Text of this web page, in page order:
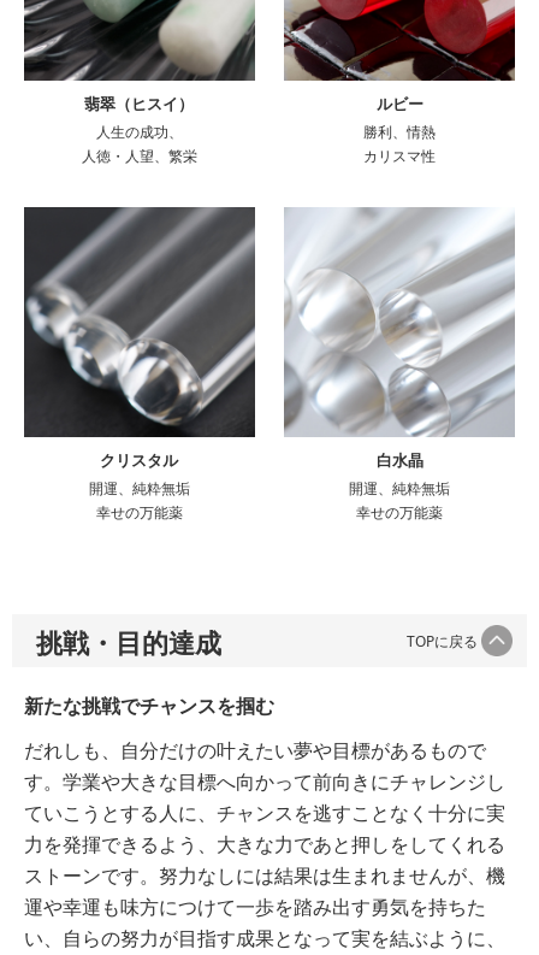
翡翠（ヒスイ）
人生の成功、
人徳・人望、繁栄
ルビー
勝利、情熱
カリスマ性
クリスタル
開運、純粋無垢
幸せの万能薬
白水晶
開運、純粋無垢
幸せの万能薬
挑戦・目的達成 TOPに戻る
新たな挑戦でチャンスを掴む
だれしも、自分だけの叶えたい夢や目標があるもので
す。学業や大きな目標へ向かって前向きにチャレンジし
ていこうとする人に、チャンスを逃すことなく十分に実
力を発揮できるよう、大きな力であと押しをしてくれる
ストーンです。努力なしには結果は生まれませんが、機
運や幸運も味方につけて一歩を踏み出す勇気を持ちた
い、自らの努力が目指す成果となって実を結ぶように、